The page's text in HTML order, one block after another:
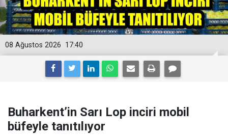
17:40
08 Ağustos 2026
Buharkent’in Sarı Lop inciri mobil
büfeyle tanıtılıyor